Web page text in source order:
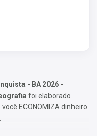
- BA 2026 -
foi elaborado
ECONOMIZA dinheiro